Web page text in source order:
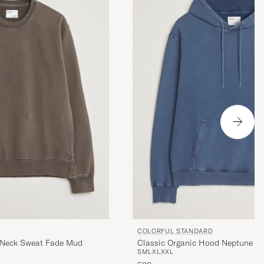
inte
Sweat Fade Mud
COLORFUL STANDARD
Classic Organic Hood Neptune
SMLXL XXL